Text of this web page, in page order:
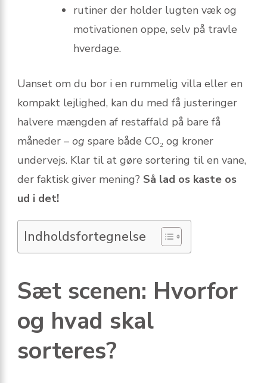
rutiner der holder lugten væk og
motivationen oppe, selv på travle
hverdage.
Uanset om du bor i en rummelig villa eller en
kompakt lejlighed, kan du med få justeringer
halvere mængden af restaffald på bare få
måneder – og spare både CO₂ og kroner
undervejs. Klar til at gøre sortering til en vane,
der faktisk giver mening? Så lad os kaste os
ud i det!
Indholdsfortegnelse
Sæt scenen: Hvorfor
og hvad skal
sorteres?